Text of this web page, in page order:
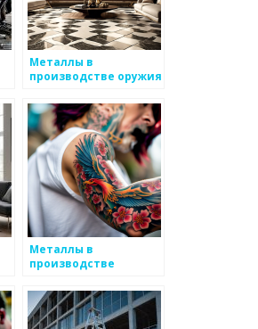
Металлы в
производстве оружия
Металлы в
производстве